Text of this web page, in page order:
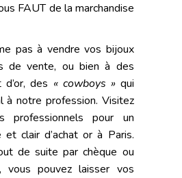
FAUT de la marchandise
pas à vendre vos bijoux
de vente, ou bien à des
d’or, des « cowboys »qui
notre profession. Visitez
professionnels pour un
et clair d’achat or à Paris.
de suite par chèque ou
vous pouvez laisser vos